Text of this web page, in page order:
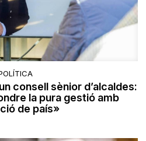
consell sènior d’alcaldes:
la pura gestió amb
de país»